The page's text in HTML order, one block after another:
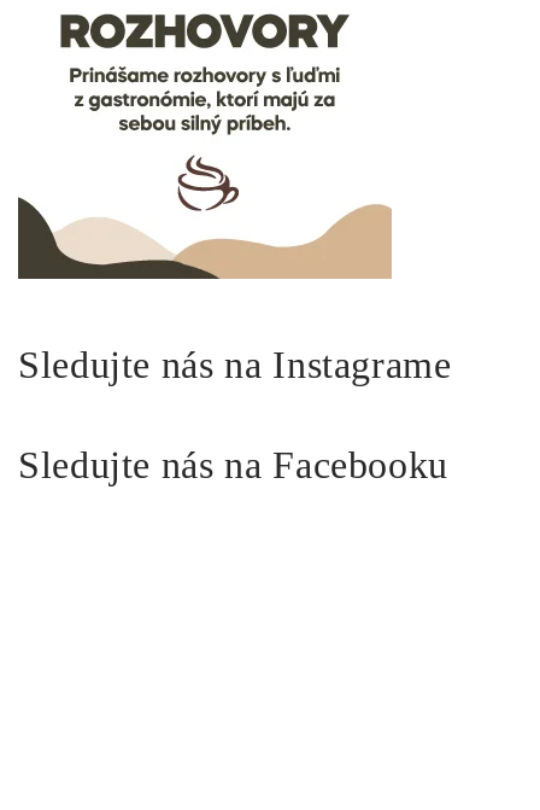
Sledujte nás na Instagrame
Sledujte nás na Facebooku